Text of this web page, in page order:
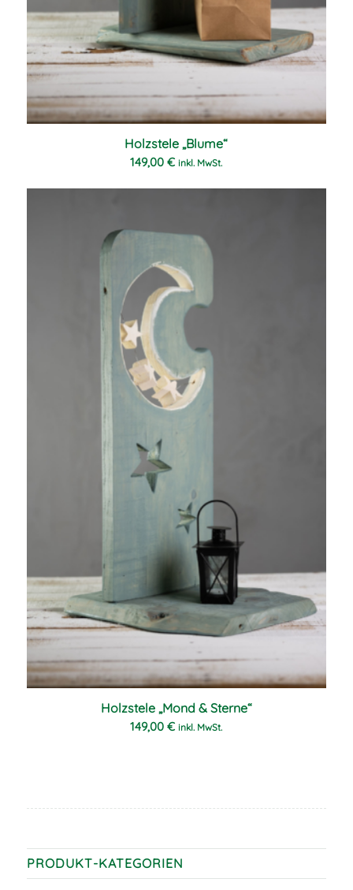
Holzstele „Blume“
149,00€ inkl. MwSt.
Holzstele „Mond & Sterne“
149,00€ inkl. MwSt.
PRODUKT-KATEGORIEN